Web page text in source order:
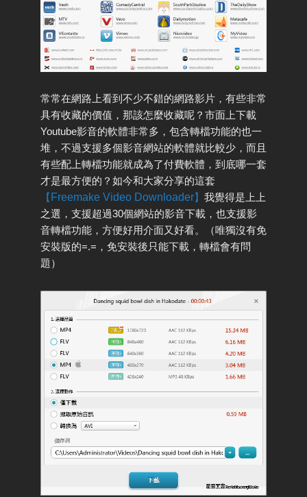
常常在網路上看到不少不錯的網路影片，有些非常
具有收藏的價值，那該怎麼收藏呢？市面上下載
Youtube影音的軟體非常多，包含轉檔功能的也一
堆，不過支援多個影音網站的軟體就比較少，而且
有些配上轉檔功能就成為了付費軟體，到底哪一套
才是最方便的？如今和大家分享的這套
【 Freemake Video Downloader】 我覺得是上上
之選，支援超過30個網站的影音下載，也支援影
音轉檔功能，方便好用介面又好看。（唯獨沒有免
安裝版的=.=，免安裝後只能下載，轉檔會有問
題）